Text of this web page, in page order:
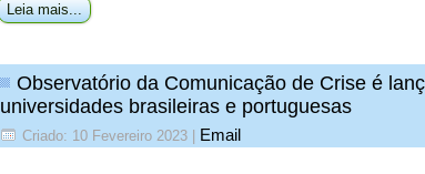
Leia mais...
Observatório da Comunicação de Crise é
universidades brasileiras e portuguesas
Criado: 10 Fevereiro 2023 Email